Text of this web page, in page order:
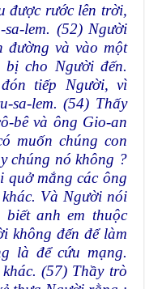
được rước lên trời,
lem. (52) Người
đường và vào một
bị cho Người đến.
tiếp Người, vì
sa-lem. (54) Thấy
bê và ông Gio-an
muốn chúng con
chúng nó không ?
quở mắng các ông
Và Người nói
anh em thuộc
không đến để làm
là để cứu mạng.
(57) Thầy trò